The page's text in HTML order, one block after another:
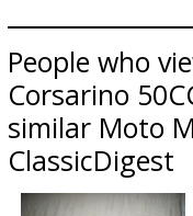
People who
Corsarino
similar Moto
ClassicDigest